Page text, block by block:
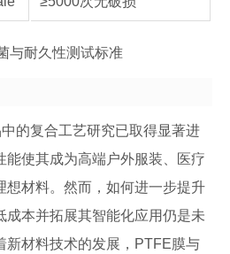
与耐久性测试标准
的复合工艺研究已取得显著进
能使其成为高端户外服装、医疗
想材料。然而，如何进一步提升
成本并拓展其智能化应用仍是未
新材料技术的发展，PTFE膜与